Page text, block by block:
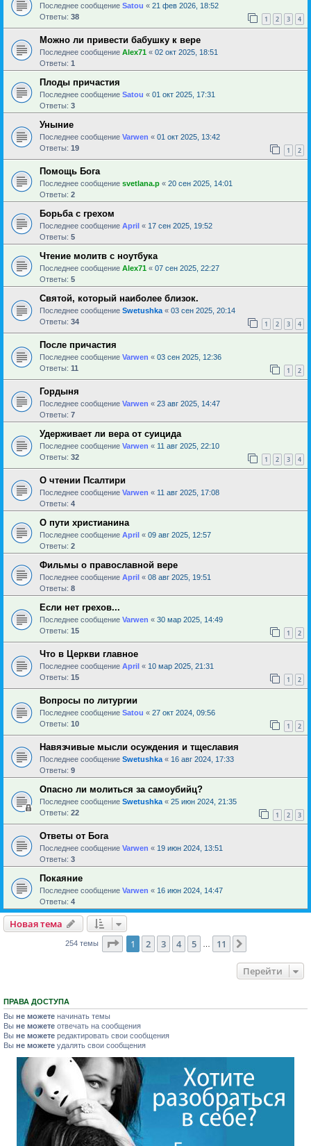
Последнее сообщение Satou « 21 фев 2026, 18:52
Ответы: 38 1 2 3 4
Можно ли привести бабушку к вере
Последнее сообщение Alex71 « 02 окт 2025, 18:51
Ответы: 1
Плоды причастия
Последнее сообщение Satou « 01 окт 2025, 17:31
Ответы: 3
Уныние
Последнее сообщение Varwen « 01 окт 2025, 13:42
Ответы: 19 1 2
Помощь Бога
Последнее сообщение svetlana.p « 20 сен 2025, 14:01
Ответы: 2
Борьба с грехом
Последнее сообщение April « 17 сен 2025, 19:52
Ответы: 5
Чтение молитв с ноутбука
Последнее сообщение Alex71 « 07 сен 2025, 22:27
Ответы: 5
Святой, который наиболее близок.
Последнее сообщение Swetushka « 03 сен 2025, 20:14
Ответы: 34 1 2 3 4
После причастия
Последнее сообщение Varwen « 03 сен 2025, 12:36
Ответы: 11 1 2
Гордыня
Последнее сообщение Varwen « 23 авг 2025, 14:47
Ответы: 7
Удерживает ли вера от суицида
Последнее сообщение Varwen « 11 авг 2025, 22:10
Ответы: 32 1 2 3 4
О чтении Псалтири
Последнее сообщение Varwen « 11 авг 2025, 17:08
Ответы: 4
О пути христианина
Последнее сообщение April « 09 авг 2025, 12:57
Ответы: 2
Фильмы о православной вере
Последнее сообщение April « 08 авг 2025, 19:51
Ответы: 8
Если нет грехов...
Последнее сообщение Varwen « 30 мар 2025, 14:49
Ответы: 15 1 2
Что в Церкви главное
Последнее сообщение April « 10 мар 2025, 21:31
Ответы: 15 1 2
Вопросы по литургии
Последнее сообщение Satou « 27 окт 2024, 09:56
Ответы: 10 1 2
Навязчивые мысли осуждения и тщеславия
Последнее сообщение Swetushka « 16 авг 2024, 17:33
Ответы: 9
Опасно ли молиться за самоубийц?
Последнее сообщение Swetushka « 25 июн 2024, 21:35
Ответы: 22 1 2 3
Ответы от Бога
Последнее сообщение Varwen « 19 июн 2024, 13:51
Ответы: 3
Покаяние
Последнее сообщение Varwen « 16 июн 2024, 14:47
Ответы: 4
Новая тема
254 темы Страница из 11
1 2 3 4 5 11
Перейти
ПРАВА ДОСТУПА
Вы не можете начинать темы
Вы не можете отвечать на сообщения
Вы не можете редактировать свои сообщения
Вы не можете удалять свои сообщения